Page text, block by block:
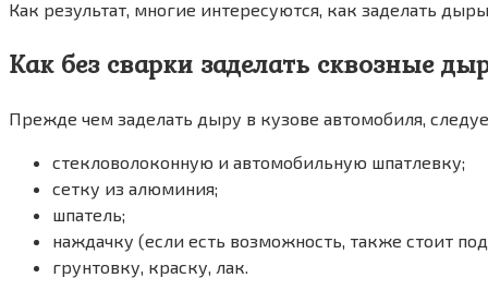
Как результат, многие интересуются, как заделать
Как без сварки заделать сквозные
Прежде чем заделать дыру в кузове автомобиля,
стекловолоконную и автомобильную шпатлевку;
сетку из алюминия;
шпатель;
наждачку (если есть возможность, также стоит
грунтовку, краску, лак.